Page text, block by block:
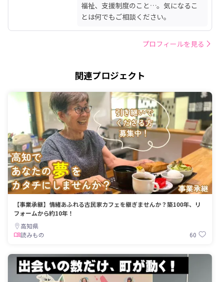
福祉、支援制度のこと…。気になるこ
とは何でもご相談ください。
プロフィールを見る
関連プロジェクト
【事業承継】情緒あふれる古民家カフェを継ぎませんか？築100年、リ
フォームから約10年！
高知県
読みもの
60